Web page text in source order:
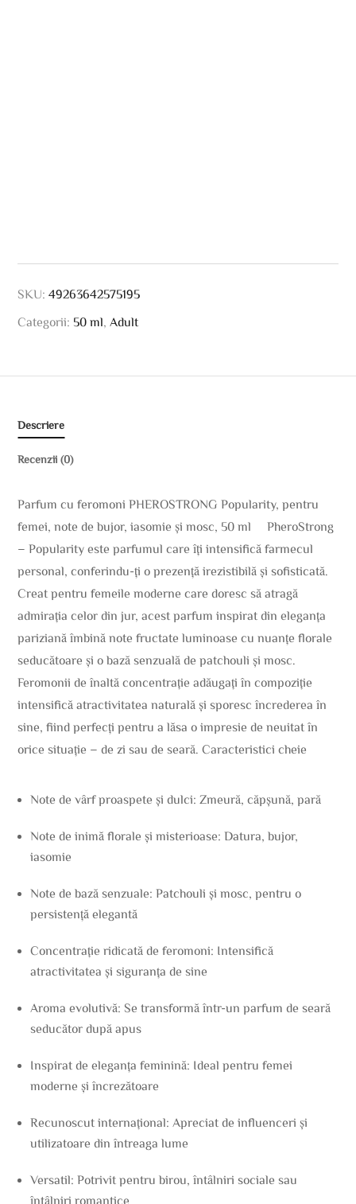
SKU:49263642575195
Categorii: 50 ml Adult
Descriere
Recenzii (0)
Parfum cu feromoni PHEROSTRONG Popularity, pentru
femei, note de bujor, iasomie și mosc, 50 ml PheroStrong
– Popularity este parfumul care îți intensifică farmecul
personal, conferindu-ți o prezență irezistibilă și sofisticată.
Creat pentru femeile moderne care doresc să atragă
admirația celor din jur, acest parfum inspirat din eleganța
pariziană îmbină note fructate luminoase cu nuanțe florale
seducătoare și o bază senzuală de patchouli și mosc.
Feromonii de înaltă concentrație adăugați în compoziție
intensifică atractivitatea naturală și sporesc încrederea în
sine, fiind perfecți pentru a lăsa o impresie de neuitat în
orice situație – de zi sau de seară. Caracteristici cheie
Note de vârf proaspete și dulci: Zmeură, căpșună, pară
Note de inimă florale și misterioase: Datura, bujor,
iasomie
Note de bază senzuale: Patchouli și mosc, pentru o
persistență elegantă
Concentrație ridicată de feromoni: Intensifică
atractivitatea și siguranța de sine
Aroma evolutivă: Se transformă într-un parfum de seară
seducător după apus
Inspirat de eleganța feminină: Ideal pentru femei
moderne și încrezătoare
Recunoscut internațional: Apreciat de influenceri și
utilizatoare din întreaga lume
Versatil: Potrivit pentru birou, întâlniri sociale sau
întâlniri romantice